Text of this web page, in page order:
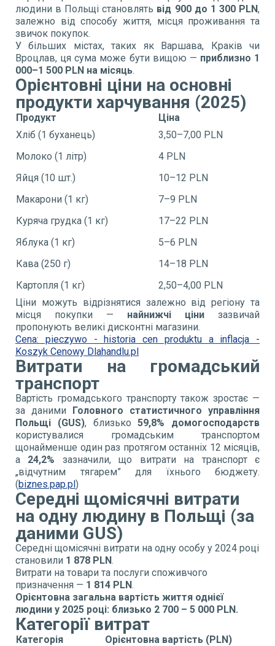
людини в Польщі становлять від 900 до 1 300 PLN,
залежно від способу життя, місця проживання та
звичок покупок.
У більших містах, таких як Варшава, Краків чи
Вроцлав, ця сума може бути вищою — приблизно 1
000–1 500 PLN на місяць.
Орієнтовні ціни на основні
продукти харчування (2025)
Продукт
Ціна
Хліб (1 буханець)
3,50–7,00 PLN
Молоко (1 літр)
4 PLN
Яйця (10 шт.)
10–12 PLN
Макарони (1 кг)
7–9 PLN
Куряча грудка (1 кг)
17–22 PLN
Яблука (1 кг)
5–6 PLN
Кава (250 г)
14–18 PLN
Картопля (1 кг)
2,50–4,00 PLN
Ціни можуть відрізнятися залежно від регіону та
місця покупки — найнижчі ціни зазвичай
пропонують великі дисконтні магазини.
Cena: pieczywo - historia cen produktu a inflacja -
Koszyk Cenowy Dlahandlu.pl
Витрати на громадський
транспорт
Вартість громадського транспорту також зростає —
за даними Головного статистичного управління
Польщі (GUS), близько59,8% домогосподарств
користувалися громадським транспортом
щонайменше один раз протягом останніх 12 місяців,
а 24,2% зазначили, що витрати на транспорт є
„відчутним тягарем” для їхнього бюджету.
(biznes.pap.pl)
Середні щомісячні витрати
на одну людину в Польщі (за
даними GUS)
Середні щомісячні витрати на одну особу у 2024 році
становили 1 878 PLN.
Витрати на товари та послуги споживчого
призначення — 1 814 PLN.
Орієнтовна загальна вартість життя однієї
людини у 2025 році: близько 2 700 – 5 000 PLN.
Категорії витрат
Категорія
Орієнтовна вартість (PLN)